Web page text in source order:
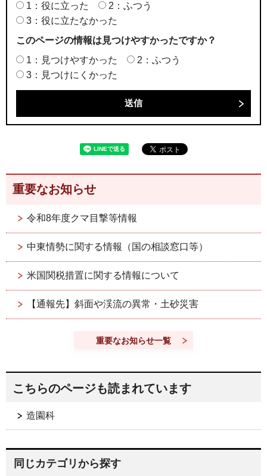
1：役に立った
2：ふつう
3：役に立たなかった
このページの情報は見つけやすかったですか？
1：見つけやすかった
2：ふつう
3：見つけにくかった
重要なお知らせ
令和8年度クマ目撃等情報
中東情勢に関する情報（国の相談窓口等）
米国関税措置に関する情報について
【通報先】斜面や渓流の異常・土砂災害
重要なお知らせ一覧
こちらのページも読まれています
造園科
同じカテゴリから探す